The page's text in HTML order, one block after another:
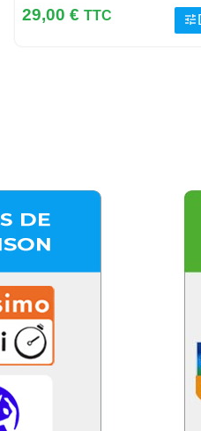
Prix
29,00 € TTC tune